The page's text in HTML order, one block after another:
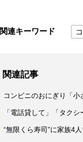
関連キーワード
関連記事
コンビニのおにぎり「小
「電話貸して」「タク
“無限くら寿司”に家族4